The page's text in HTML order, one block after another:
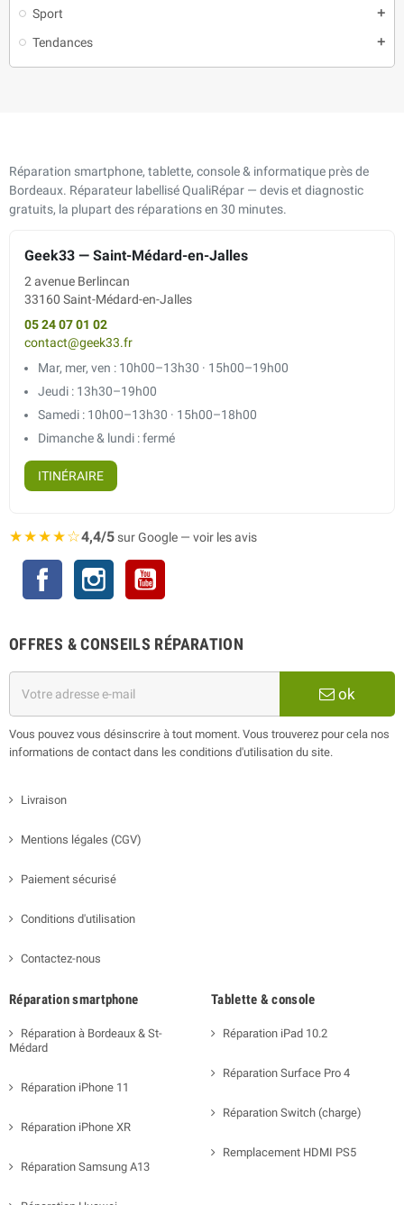
Sport add
Tendances add
Réparation smartphone, tablette, console & informatique près de
Bordeaux. Réparateur labellisé QualiRépar — devis et diagnostic
gratuits, la plupart des réparations en 30 minutes.
Geek33 — Saint-Médard-en-Jalles
2 avenue Berlincan
33160 Saint-Médard-en-Jalles
05 24 07 01 02
contact@geek33.fr
Mar, mer, ven : 10h00–13h30 · 15h00–19h00
Jeudi : 13h30–19h00
Samedi : 10h00–13h30 · 15h00–18h00
Dimanche & lundi : fermé
ITINÉRAIRE
★★★★☆4,4/5sur Google — voir les avis
Facebook Instagram
OFFRES & CONSEILS RÉPARATION
ok
Vous pouvez vous désinscrire à tout moment. Vous trouverez pour cela nos
informations de contact dans les conditions d'utilisation du site.
Livraison
Mentions légales (CGV)
Paiement sécurisé
Conditions d'utilisation
Contactez-nous
Réparation smartphone
Réparation à Bordeaux & St-
Médard
Réparation iPhone 11
Réparation iPhone XR
Réparation Samsung A13
Tablette & console
Réparation iPad 10.2
Réparation Surface Pro 4
Réparation Switch (charge)
Remplacement HDMI PS5